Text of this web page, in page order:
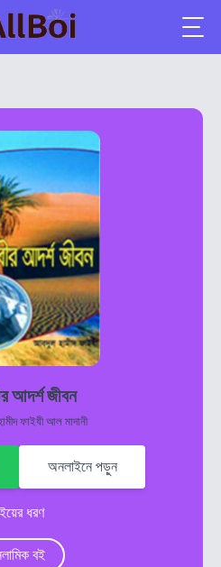
আদর্শ জীবন
ফাইযী আল মাদানী
অনলাইনে পড়ুন
ধরণ
বই